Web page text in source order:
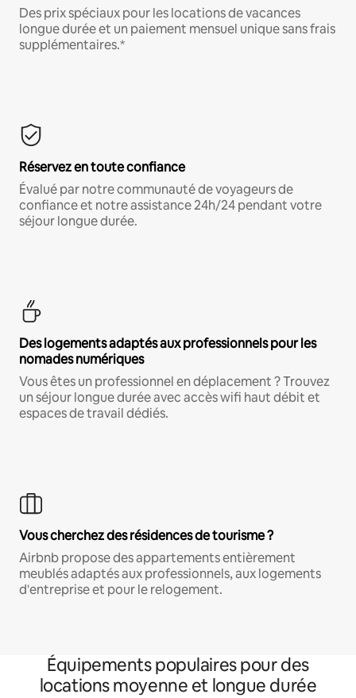
Des prix spéciaux pour les locations de vacances
longue durée et un paiement mensuel unique sans frais
supplémentaires.*
Réservez en toute confiance
Évalué par notre communauté de voyageurs de
confiance et notre assistance 24h/24 pendant votre
séjour longue durée.
Des logements adaptés aux professionnels pour les
nomades numériques
Vous êtes un professionnel en déplacement ? Trouvez
un séjour longue durée avec accès wifi haut débit et
espaces de travail dédiés.
Vous cherchez des résidences de tourisme ?
Airbnb propose des appartements entièrement
meublés adaptés aux professionnels, aux logements
d'entreprise et pour le relogement.
Équipements populaires pour des
locations moyenne et longue durée